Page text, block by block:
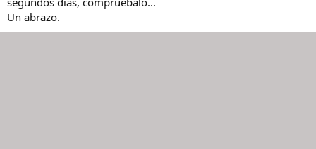
Un abrazo.